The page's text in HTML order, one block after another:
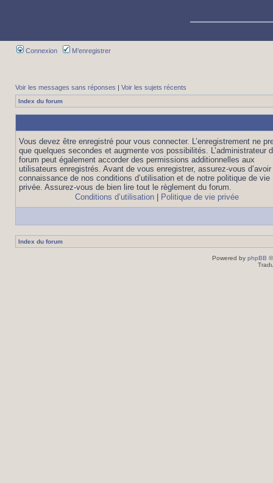
Connexion M’enregistrer
Voir les messages sans réponses | Voir les sujets récents
Index du forum
Vous devez être enregistré pour vous connecter. L’enregistrement ne
que quelques secondes et augmente vos possibilités. L’administrateur
forum peut également accorder des permissions additionnelles aux
utilisateurs enregistrés. Avant de vous enregistrer, assurez-vous
connaissance de nos conditions d’utilisation et de notre politique de vie
privée. Assurez-vous de bien lire tout le règlement du forum.
Conditions d’utilisation
Politique de vie privée
Index du forum
Powered by phpBB